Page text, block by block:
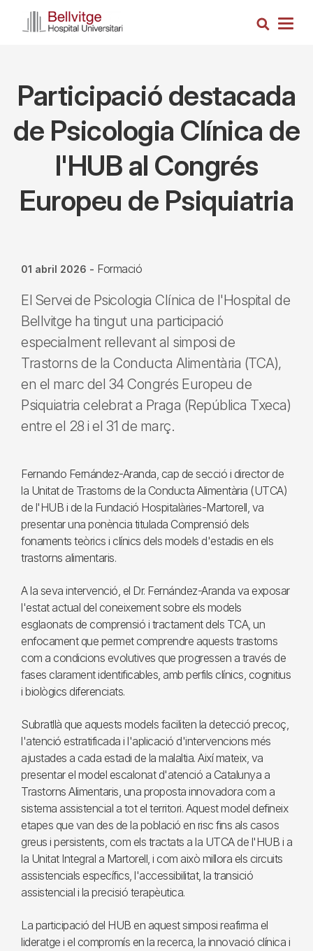
Cerca
Participació destacada
de Psicologia Clínica de
l'HUB al Congrés
Europeu de Psiquiatria
01 abril 2026 - Formació
El Servei de Psicologia Clínica de l'Hospital de
Bellvitge ha tingut una participació
especialment rellevant al simposi de
Trastorns de la Conducta Alimentària (TCA),
en el marc del 34 Congrés Europeu de
Psiquiatria celebrat a Praga (República Txeca)
entre el 28 i el 31 de març.
Fernando Fernández-Aranda, cap de secció i director de
la Unitat de Trastorns de la Conducta Alimentària (UTCA)
de l'HUB i de la Fundació Hospitalàries-Martorell, va
presentar una ponència titulada Comprensió dels
fonaments teòrics i clínics dels models d'estadis en els
trastorns alimentaris.
A la seva intervenció, el Dr. Fernández-Aranda va exposar
l'estat actual del coneixement sobre els models
esglaonats de comprensió i tractament dels TCA, un
enfocament que permet comprendre aquests trastorns
com a condicions evolutives que progressen a través de
fases clarament identificables, amb perfils clínics, cognitius
i biològics diferenciats.
Subratllà que aquests models faciliten la detecció precoç,
l'atenció estratificada i l'aplicació d'intervencions més
ajustades a cada estadi de la malaltia. Així mateix, va
presentar el model escalonat d'atenció a Catalunya a
Trastorns Alimentaris, una proposta innovadora com a
sistema assistencial a tot el territori. Aquest model defineix
etapes que van des de la població en risc fins als casos
greus i persistents, com els tractats a la UTCA de l'HUB i a
la Unitat Integral a Martorell, i com això millora els circuits
assistencials específics, l'accessibilitat, la transició
assistencial i la precisió terapèutica.
La participació del HUB en aquest simposi reafirma el
lideratge i el compromís en la recerca, la innovació clínica i